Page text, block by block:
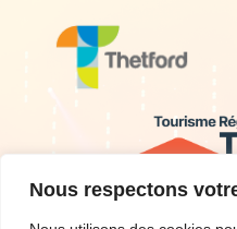
Nous respectons